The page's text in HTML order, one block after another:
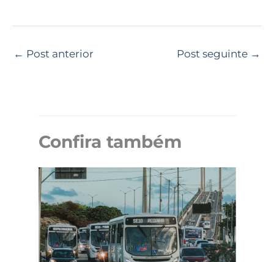
← Post anterior Post seguinte →
Confira também